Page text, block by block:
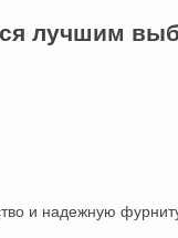
лучшим
и надежную